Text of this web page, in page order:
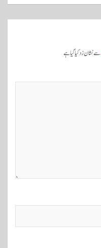
سے نشان زد کیا گیا ہے